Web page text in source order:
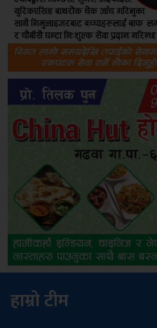
हाम्रो टीम